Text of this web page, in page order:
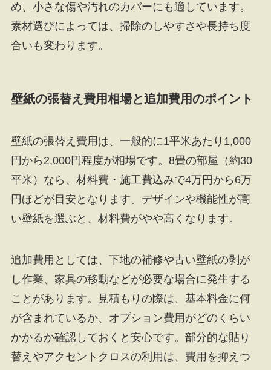
め、小さな傷や汚れのカバーにも適しています。
素材選びによっては、掃除のしやすさや長持ち度
合いも変わります。
壁紙の張替え費用相場と追加費用のポイント
壁紙の張替え費用は、一般的に1平米あたり1,000
円から2,000円程度が相場です。8畳の部屋（約30
平米）なら、材料費・施工費込みで4万円から6万
円ほどが目安となります。デザインや機能性が高
い壁紙を選ぶと、材料費がやや高くなります。
追加費用としては、下地の補修や古い壁紙の剥が
し作業、家具の移動などが必要な場合に発生する
ことがあります。見積もりの際は、基本料金に何
が含まれているか、オプション費用がどのくらい
かかるか確認しておくと安心です。部分的な貼り
替えやアクセントクロスの利用は、費用を抑えつ